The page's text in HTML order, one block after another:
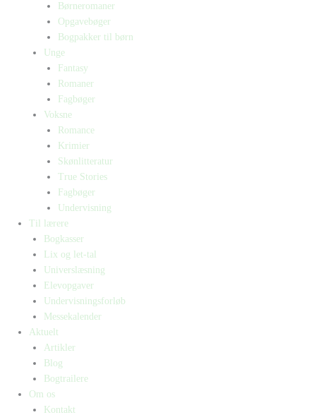
Børneromaner
Opgavebøger
Bogpakker til børn
Unge
Fantasy
Romaner
Fagbøger
Voksne
Romance
Krimier
Skønlitteratur
True Stories
Fagbøger
Undervisning
Til lærere
Bogkasser
Lix og let-tal
Universlæsning
Elevopgaver
Undervisningsforløb
Messekalender
Aktuelt
Artikler
Blog
Bogtrailere
Om os
Kontakt